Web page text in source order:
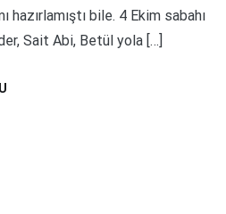
hazırlamıştı bile. 4 Ekim sabahı
Sait Abi, Betül yola […]